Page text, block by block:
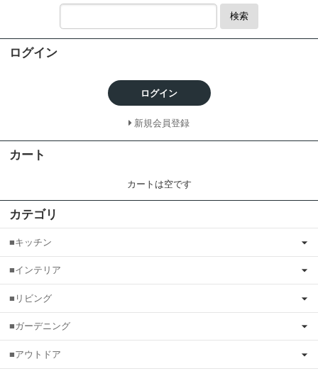
検索
ログイン
ログイン
新規会員登録
カート
カートは空です
カテゴリ
■キッチン
■インテリア
■リビング
■ガーデニング
■アウトドア